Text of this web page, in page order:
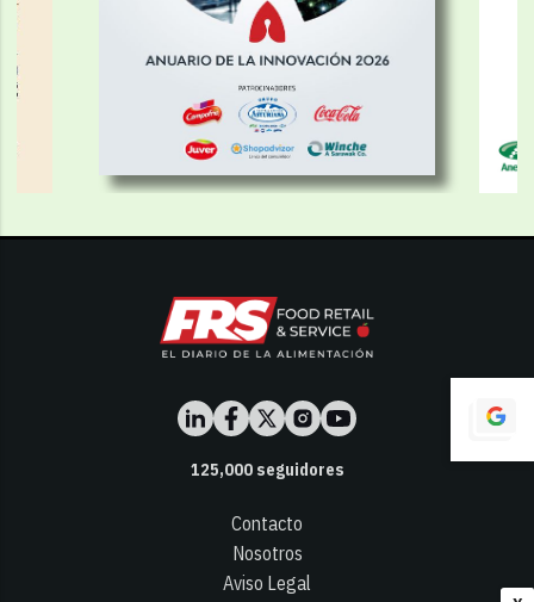
125,000seguidores
Contacto
Nosotros
Aviso Legal